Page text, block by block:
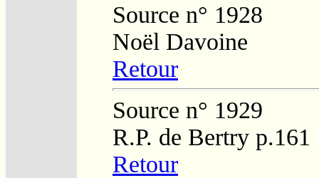
Source n° 1928
Noël Davoine
Retour
Source n° 1929
R.P. de Bertry p.161
Retour